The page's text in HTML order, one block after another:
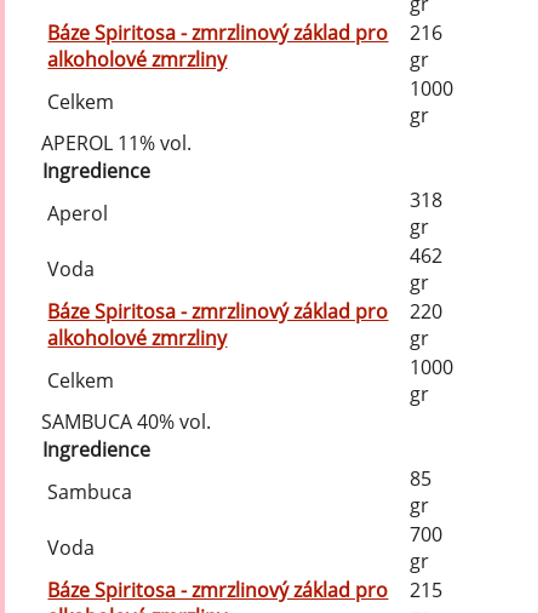
Báze Spiritosa - zmrzlinový základ pro
alkoholové zmrzliny
216
gr
Celkem
1000
gr
APEROL 11% vol.
Ingredience
Aperol
318
gr
Voda
462
gr
Báze Spiritosa - zmrzlinový základ pro
alkoholové zmrzliny
220
gr
Celkem
1000
gr
SAMBUCA 40% vol.
Ingredience
Sambuca
85
gr
Voda
700
gr
Báze Spiritosa - zmrzlinový základ pro
215